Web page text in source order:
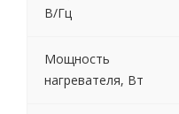
В/Гц
Мощность
нагревателя, Вт